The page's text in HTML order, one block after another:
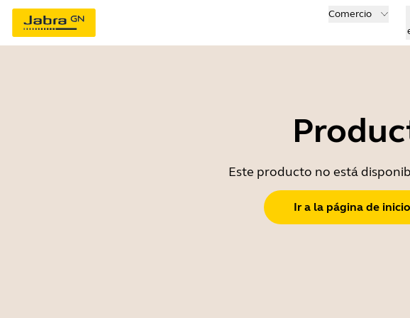
Comercio
Este producto no está
Ir a la página de inicio